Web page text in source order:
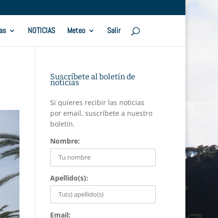
NOTICIAS Meteo Salir
Suscríbete al boletín de
noticias
Si quieres recibir las noticias
por email, suscríbete a nuestro
boletín.
Nombre:
Apellido(s):
Email: